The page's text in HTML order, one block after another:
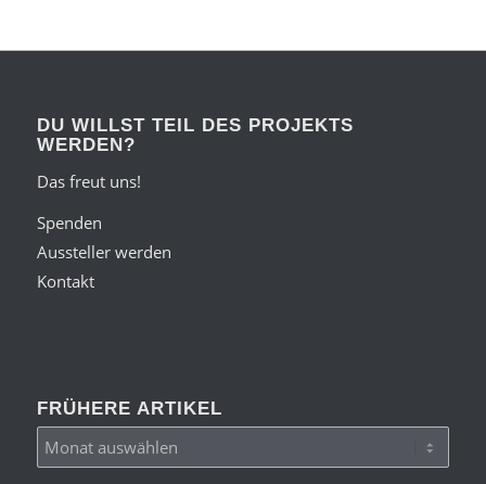
DU WILLST TEIL DES PROJEKTS
WERDEN?
Das freut uns!
Spenden
Aussteller werden
Kontakt
FRÜHERE ARTIKEL